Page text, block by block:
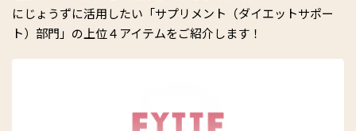
にじょうずに活用したい「サプリメント（ダイエットサポー
ト）部門」の上位４アイテムをご紹介します！